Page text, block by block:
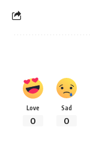
Love
0
Sad
0